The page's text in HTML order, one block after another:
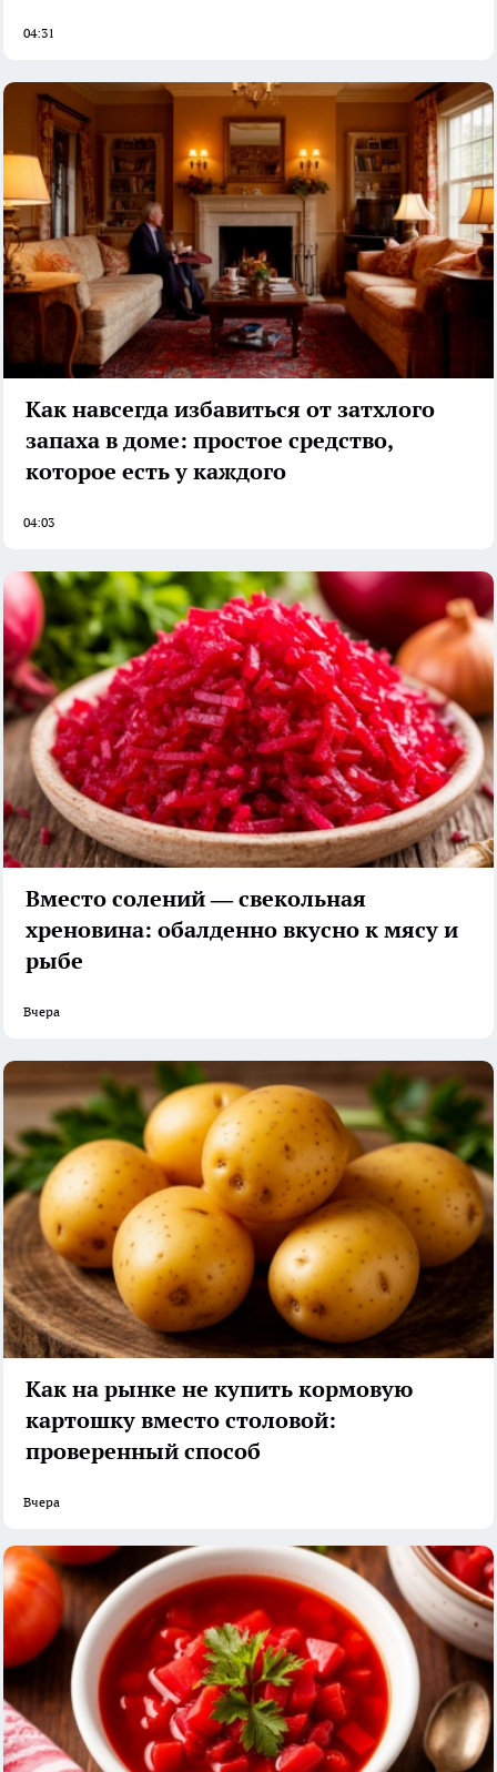
04:31
Как навсегда избавиться от затхлого
запаха в доме: простое средство,
которое есть у каждого
04:03
Вместо солений — свекольная
хреновина: обалденно вкусно к мясу и
рыбе
Вчера
Как на рынке не купить кормовую
картошку вместо столовой:
проверенный способ
Вчера